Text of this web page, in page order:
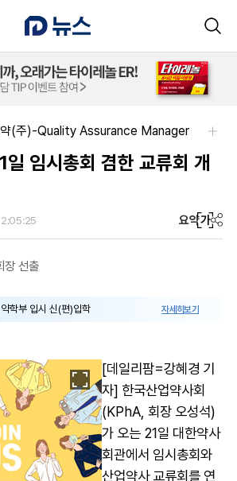
약(주)-Quality Assurance Manager
임시총회 겸한 교류회 개
요약가
장 선출
학부 입시 신(편)입학 자세히보기
[데일리팜=강혜경 기
자] 한국산업약사회
(KPhA, 회장 오성석)
가 오는 21일 대한약사
회관에서 임시총회와
산업약사 교류회를 연